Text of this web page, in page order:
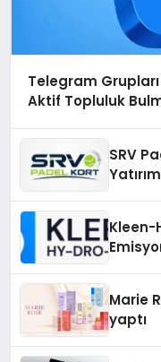
Telegram
Aktif Topluluk
SRV
Kleen-
Marie
yaptı